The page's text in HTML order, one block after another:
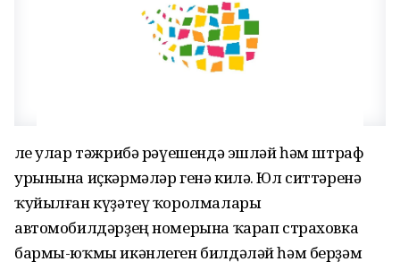
Әле улар тәжрибә рәүешендә эшләй һәм штраф
урынына иҫкәрмәләр генә килә. Юл ситтәренә
ҡуйылған күҙәтеү ҡоролмалары
автомобилдәрҙең номерына ҡарап страховка
бармы-юҡмы икәнлеген билдәләй һәм берҙәм